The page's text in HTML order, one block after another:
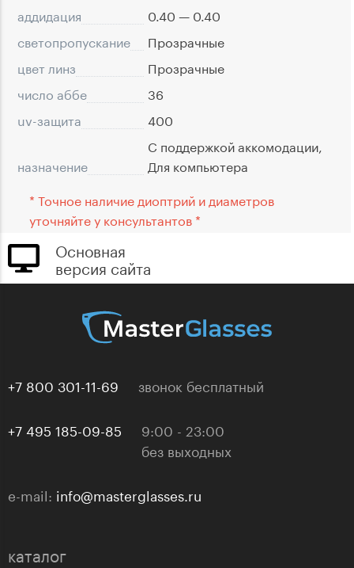
аддидация
0.40 — 0.40
светопропускание
Прозрачные
цвет линз
Прозрачные
число аббе
36
uv-защита
400
назначение
С поддержкой аккомодации,
Для компьютера
* Точное наличие диоптрий и диаметров
уточняйте у консультантов *
Основная
версия сайта
+7 800 301-11-69 звонок бесплатный
+7 495 185-09-85
9:00 - 23:00
без выходных
e-mail: info@masterglasses.ru
каталог